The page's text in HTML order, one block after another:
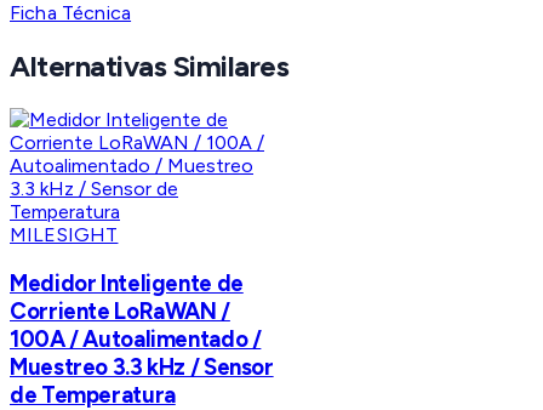
Ficha Técnica
Alternativas Similares
MILESIGHT
Medidor Inteligente de
Corriente LoRaWAN /
100A / Autoalimentado /
Muestreo 3.3 kHz / Sensor
de Temperatura